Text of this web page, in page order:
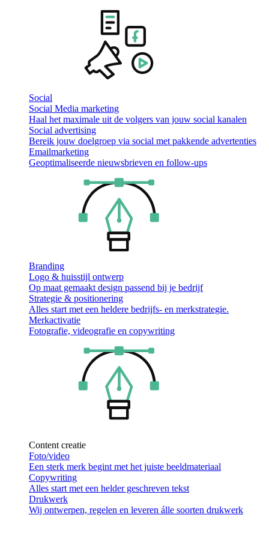
Social
Social Media marketing
Haal het maximale uit de volgers van jouw social kanalen
Social advertising
Bereik jouw doelgroep via social met pakkende advertenties
Emailmarketing
Geoptimaliseerde nieuwsbrieven en follow-ups
Branding
Logo & huisstijl ontwerp
Op maat gemaakt design passend bij je bedrijf
Strategie & positionering
Alles start met een heldere bedrijfs- en merkstrategie.
Merkactivatie
Fotografie, videografie en copywriting
Content creatie
Foto/video
Een sterk merk begint met het juiste beeldmateriaal
Copywriting
Alles start met een helder geschreven tekst
Drukwerk
Wij ontwerpen, regelen en leveren álle soorten drukwerk